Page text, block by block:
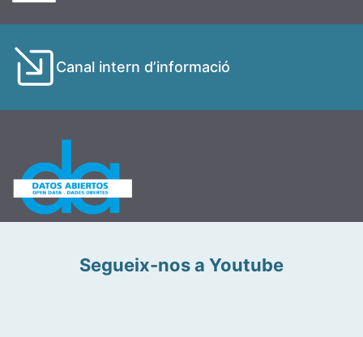
Canal intern d’informació
Segueix-nos a Youtube